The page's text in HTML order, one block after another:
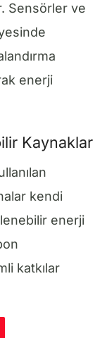
Sensörler ve
enerji
Kaynaklar
kendi
enerji
katkılar